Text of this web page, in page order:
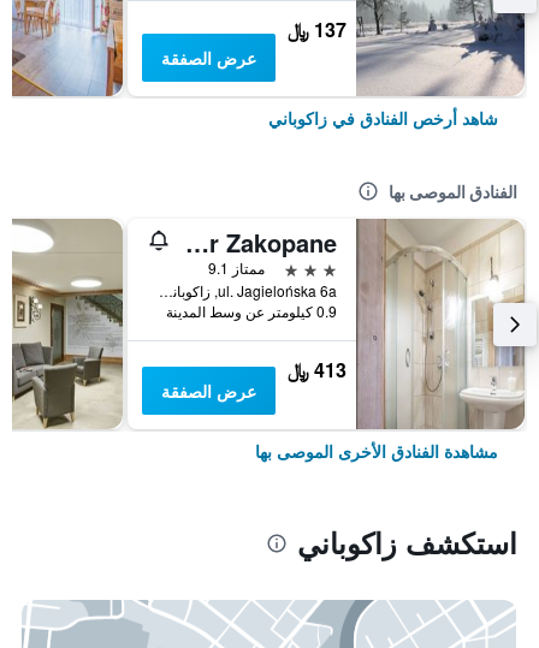
137 ﷼
عرض الصفقة
شاهد أرخص الفنادق في زاكوباني
الفنادق الموصى بها
Willa Bór Zakopane
3 نجوم
ممتاز 9.1
ul. Jagielońska 6a, زاكوباني, مقاطعة بولندا الصغرى, بولندا
0.9 كيلومتر عن وسط المدينة
413 ﷼
عرض الصفقة
مشاهدة الفنادق الأخرى الموصى بها
استكشف زاكوباني